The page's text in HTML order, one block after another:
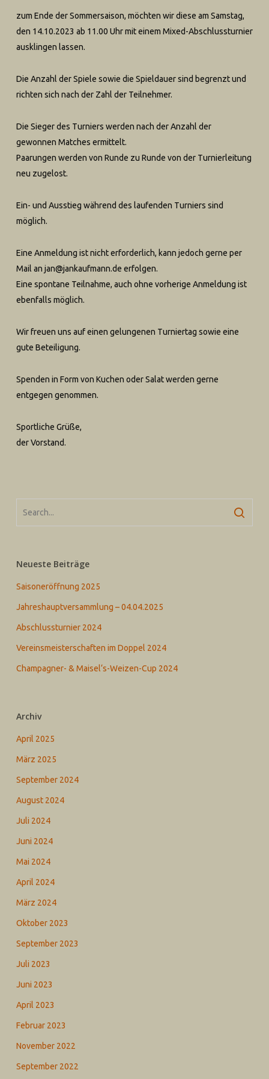
zum Ende der Sommersaison, möchten wir diese am Samstag,
den 14.10.2023 ab 11.00 Uhr mit einem Mixed-Abschlussturnier
ausklingen lassen.
Die Anzahl der Spiele sowie die Spieldauer sind begrenzt und
richten sich nach der Zahl der Teilnehmer.
Die Sieger des Turniers werden nach der Anzahl der
gewonnen Matches ermittelt.
Paarungen werden von Runde zu Runde von der Turnierleitung
neu zugelost.
Ein- und Ausstieg während des laufenden Turniers sind
möglich.
Eine Anmeldung ist nicht erforderlich, kann jedoch gerne per
Mail an jan@jankaufmann.de erfolgen.
Eine spontane Teilnahme, auch ohne vorherige Anmeldung ist
ebenfalls möglich.
Wir freuen uns auf einen gelungenen Turniertag sowie eine
gute Beteiligung.
Spenden in Form von Kuchen oder Salat werden gerne
entgegen genommen.
Sportliche Grüße,
der Vorstand.
Neueste Beiträge
Saisoneröffnung 2025
Jahreshauptversammlung – 04.04.2025
Abschlussturnier 2024
Vereinsmeisterschaften im Doppel 2024
Champagner- & Maisel‘s-Weizen-Cup 2024
Archiv
April 2025
März 2025
September 2024
August 2024
Juli 2024
Juni 2024
Mai 2024
April 2024
März 2024
Oktober 2023
September 2023
Juli 2023
Juni 2023
April 2023
Februar 2023
November 2022
September 2022